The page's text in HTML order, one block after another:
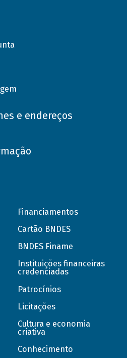
e endereços
Financiamentos
Cartão BNDES
BNDES Finame
Instituições financeiras
credenciadas
Patrocínios
Licitações
Cultura e economia
criativa
Conhecimento